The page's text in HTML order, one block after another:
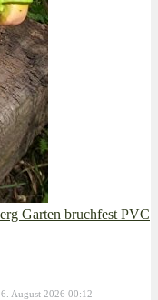
Garten bruchfest PVC
August 2026 00:12